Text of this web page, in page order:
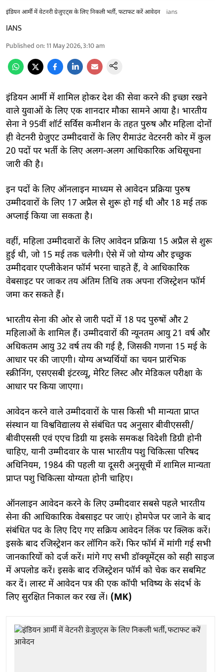
इंडियन आर्मी में वेटनरी ग्रेजुएट्स के लिए निकली भर्ती, फटाफट करें आवेदन ians
IANS
Published on:11 May 2026, 3:10 am
इंडियन आर्मी में शामिल होकर देश की सेवा करने की इच्छा रखने
वाले युवाओं के लिए एक शानदार मौका सामने आया है। भारतीय
सेना ने 95वीं शॉर्ट सर्विस कमीशन के तहत पुरुष और महिला दोनों
ही वेटनरी ग्रेजुएट उम्मीदवारों के लिए रीमाउंट वेटरनरी कोर में कुल
20 पदों पर भर्ती के लिए अलग-अलग आधिकारिक अधिसूचना
जारी की है।
इन पदों के लिए ऑनलाइन माध्यम से आवेदन प्रक्रिया पुरुष
उम्मीदवारों के लिए 17 अप्रैल से शुरू हो गई थी और 18 मई तक
अप्लाई किया जा सकता है।
वहीं, महिला उम्मीदवारों के लिए आवेदन प्रक्रिया 15 अप्रैल से शुरू
हुई थी, जो 15 मई तक चलेगी। ऐसे में जो योग्य और इच्छुक
उम्मीदवार एप्लीकेशन फॉर्म भरना चाहते हैं, वे आधिकारिक
वेबसाइट पर जाकर तय अंतिम तिथि तक अपना रजिस्ट्रेशन फॉर्म
जमा कर सकते हैं।
भारतीय सेना की ओर से जारी पदों में 18 पद पुरुषों और 2
महिलाओं के शामिल हैं। उम्मीदवारों की न्यूनतम आयु 21 वर्ष और
अधिकतम आयु 32 वर्ष तय की गई है, जिसकी गणना 15 मई के
आधार पर की जाएगी। योग्य अभ्यर्थियों का चयन प्रारंभिक
स्क्रीनिंग, एसएसबी इंटरव्यू, मेरिट लिस्ट और मेडिकल परीक्षा के
आधार पर किया जाएगा।
आवेदन करने वाले उम्मीदवारों के पास किसी भी मान्यता प्राप्त
संस्थान या विश्वविद्यालय से संबंधित पद अनुसार बीवीएससी/
बीवीएससी एवं एएच डिग्री या इसके समकक्ष विदेशी डिग्री होनी
चाहिए, यानी उम्मीदवार के पास भारतीय पशु चिकित्सा परिषद
अधिनियम, 1984 की पहली या दूसरी अनुसूची में शामिल मान्यता
प्राप्त पशु चिकित्सा योग्यता होनी चाहिए।
ऑनलाइन आवेदन करने के लिए उम्मीदवार सबसे पहले भारतीय
सेना की आधिकारिक वेबसाइट पर जाएं। होमपेज पर जाने के बाद
संबंधित पद के लिए दिए गए सक्रिय आवेदन लिंक पर क्लिक करें।
इसके बाद रजिस्ट्रेशन कर लॉगिन करें। फिर फॉर्म में मांगी गई सभी
जानकारियों को दर्ज करें। मांगे गए सभी डॉक्यूमेंट्स को सही साइज
में अपलोड करें। इसके बाद रजिस्ट्रेशन फॉर्म को चेक कर सबमिट
कर दें। लास्ट में आवेदन पत्र की एक कॉपी भविष्य के संदर्भ के
लिए सुरक्षित निकाल कर रख लें। (MK)